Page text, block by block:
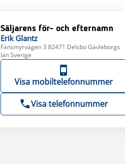
Säljarens för- och efternamn
Erik Glantz
Fänsmyrvägen 3 82471 Delsbo Gävleborgs
län Sverige
Visa mobiltelefonnummer
Visa telefonnummer